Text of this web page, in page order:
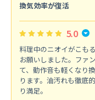
換気効率が復活
5.0
料理中のニオイがこも
お願いしました。ファ
て、動作音も軽くなり
ります。油汚れも徹底
り満足。